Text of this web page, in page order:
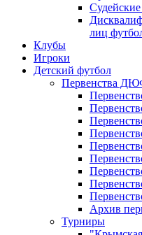
лиц
Клубы
Игроки
Детский футбол
Первенства
Архив
Турниры